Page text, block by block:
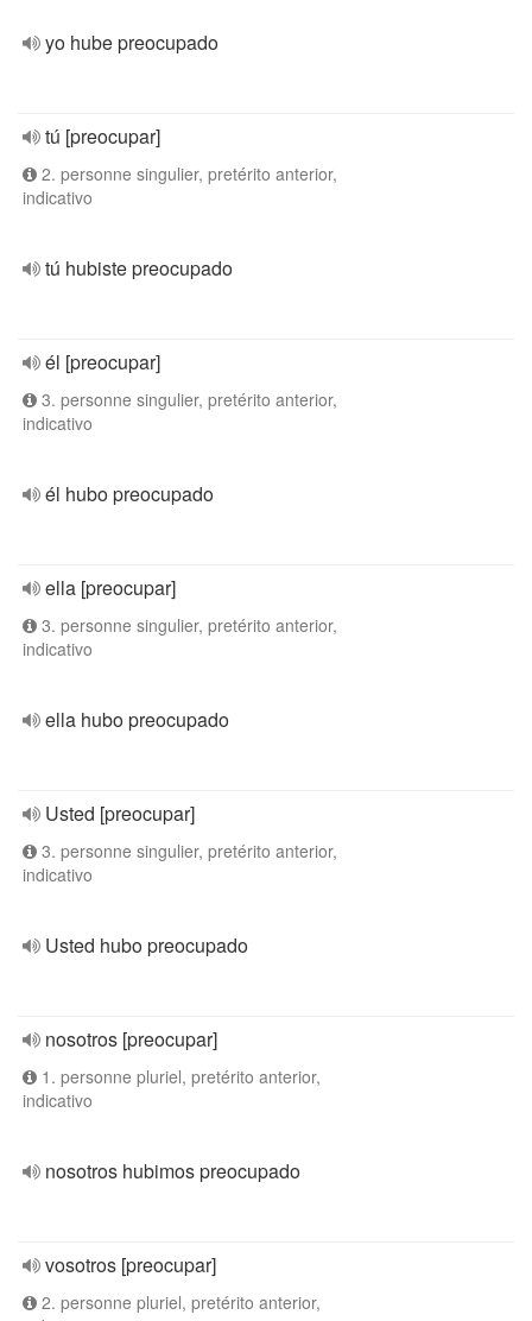
yo hube preocupado
tú [preocupar]
2. personne singulier, pretérito anterior,
indicativo
tú hubiste preocupado
él [preocupar]
3. personne singulier, pretérito anterior,
indicativo
él hubo preocupado
ella [preocupar]
3. personne singulier, pretérito anterior,
indicativo
ella hubo preocupado
Usted [preocupar]
3. personne singulier, pretérito anterior,
indicativo
Usted hubo preocupado
nosotros [preocupar]
1. personne pluriel, pretérito anterior,
indicativo
nosotros hubimos preocupado
vosotros [preocupar]
2. personne pluriel, pretérito anterior,